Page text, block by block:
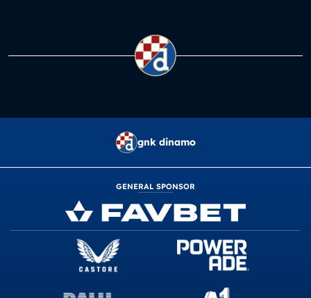
gnk dinamo
GENERAL SPONSOR